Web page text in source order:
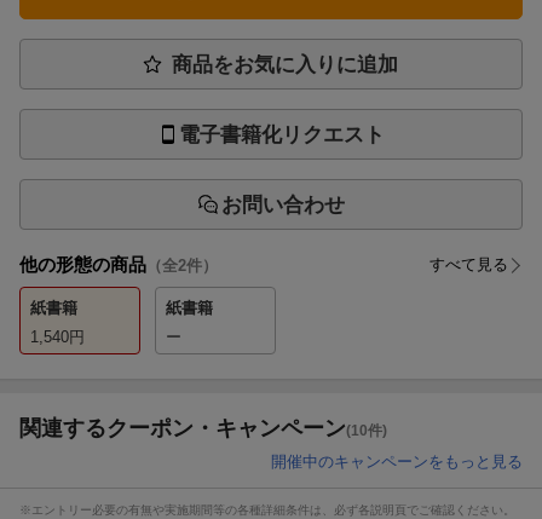
商品をお気に入りに追加
電子書籍化リクエスト
お問い合わせ
他の形態の商品 （全2件） すべて見る
紙書籍
1,540円
紙書籍
ー
関連するクーポン・キャンペーン(10件)
開催中のキャンペーンをもっと見る
※エントリー必要の有無や実施期間等の各種詳細条件は、必ず各説明頁でご確認ください。